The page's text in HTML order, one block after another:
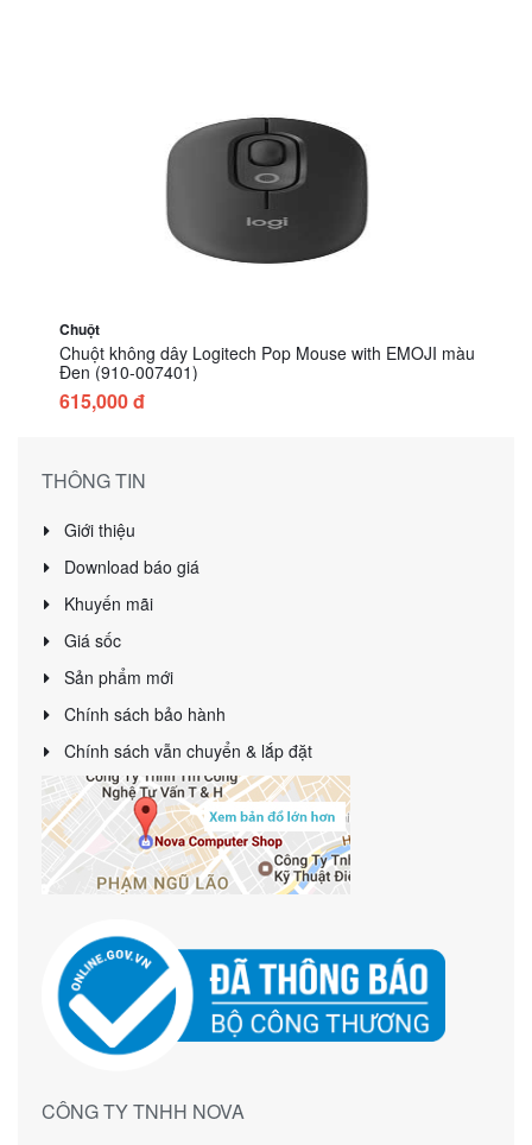
Chuột
Chuột không dây Logitech Pop Mouse with EMOJI màu
Đen (910-007401)
615,000 đ
THÔNG TIN
Giới thiệu
Download báo giá
Khuyến mãi
Giá sốc
Sản phẩm mới
Chính sách bảo hành
Chính sách vẫn chuyển & lắp đặt
CÔNG TY TNHH NOVA